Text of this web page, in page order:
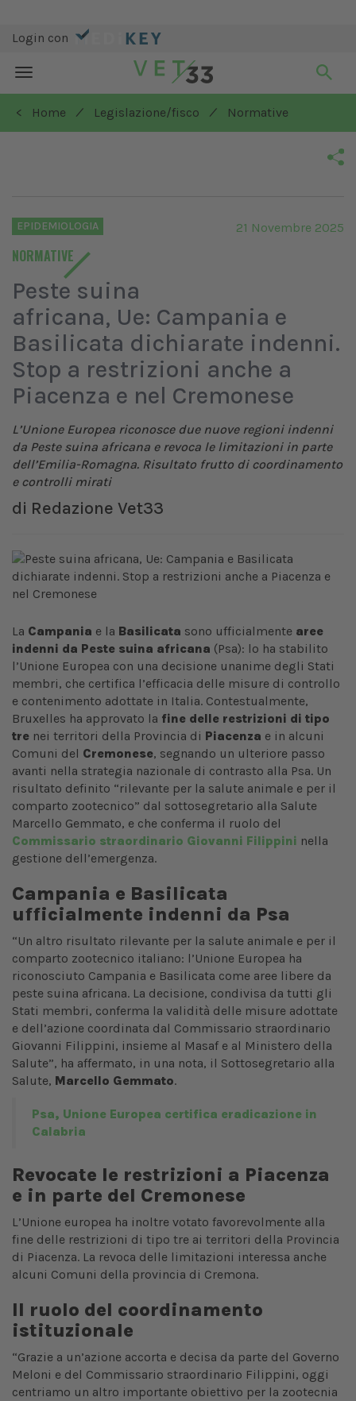
Login con
Toggle
navigation
< Home
/ Legislazione/fisco / Normative
EPIDEMIOLOGIA
NORMATIVE
21 Novembre 2025
Peste suina
africana, Ue: Campania e
Basilicata dichiarate indenni.
Stop a restrizioni anche a
Piacenza e nel Cremonese
L’Unione Europea riconosce due nuove regioni indenni
da Peste suina africana e revoca le limitazioni in parte
dell’Emilia-Romagna. Risultato frutto di coordinamento
e controlli mirati
di Redazione Vet33
La Campania e la Basilicata sono ufficialmente aree
indenni da Peste suina africana (Psa): lo ha stabilito
l’Unione Europea con una decisione unanime degli Stati
membri, che certifica l’efficacia delle misure di controllo
e contenimento adottate in Italia. Contestualmente,
Bruxelles ha approvato la fine delle restrizioni di tipo
tre nei territori della Provincia di Piacenza e in alcuni
Comuni del Cremonese, segnando un ulteriore passo
avanti nella strategia nazionale di contrasto alla Psa. Un
risultato definito “rilevante per la salute animale e per il
comparto zootecnico” dal sottosegretario alla Salute
Marcello Gemmato, e che conferma il ruolo del
Commissario straordinario Giovanni Filippini nella
gestione dell’emergenza.
Campania e Basilicata
ufficialmente indenni da Psa
“Un altro risultato rilevante per la salute animale e per il
comparto zootecnico italiano: l’Unione Europea ha
riconosciuto Campania e Basilicata come aree libere da
peste suina africana. La decisione, condivisa da tutti gli
Stati membri, conferma la validità delle misure adottate
e dell’azione coordinata dal Commissario straordinario
Giovanni Filippini, insieme al Masaf e al Ministero della
Salute”, ha affermato, in una nota, il Sottosegretario alla
Salute, Marcello Gemmato.
Psa, Unione Europea certifica eradicazione in
Calabria
Revocate le restrizioni a Piacenza
e in parte del Cremonese
L’Unione europea ha inoltre votato favorevolmente alla
fine delle restrizioni di tipo tre ai territori della Provincia
di Piacenza. La revoca delle limitazioni interessa anche
alcuni Comuni della provincia di Cremona.
Il ruolo del coordinamento
istituzionale
“Grazie a un’azione accorta e decisa da parte del Governo
Meloni e del Commissario straordinario Filippini, oggi
centriamo un altro importante obiettivo per la zootecnia